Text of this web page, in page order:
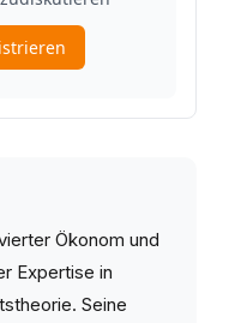
Ökonom und
Expertise in
Seine